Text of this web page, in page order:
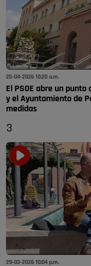
25-04-2026 10:20 a.m.
El PSOE abre un
y el Ayuntamiento de
medidas
3
29-03-2026 10:04 p.m.